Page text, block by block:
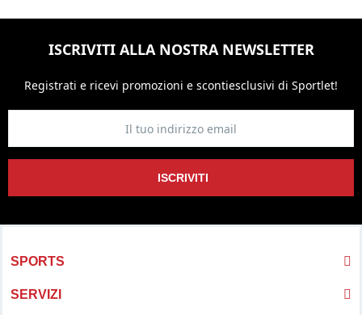
ISCRIVITI ALLA NOSTRA NEWSLETTER
Registrati e ricevi promozioni e scontiesclusivi di Sportlet!
ISCRIVITI
SPORTS
SERVIZI